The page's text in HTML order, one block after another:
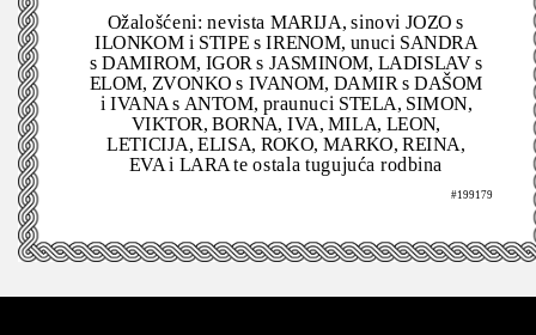
Ožalošćeni: nevista MARIJA, sinovi JOZO s
ILONKOM i STIPE s IRENOM, unuci SANDRA
s DAMIROM, IGOR s JASMINOM, LADISLAV s
ELOM, ZVONKO s IVANOM, DAMIR s DAŠOM
i IVANA s ANTOM, praunuci STELA, SIMON,
VIKTOR, BORNA, IVA, MILA, LEON,
LETICIJA, ELISA, ROKO, MARKO, REINA,
EVA i LARA te ostala tugujuća rodbina
#199179